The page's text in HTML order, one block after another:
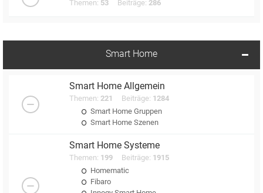
Themen: 53 Beiträge: 286
Smart Home
Smart Home Allgemein
Themen: 221 Beiträge: 1284
Smart Home Gruppen
Smart Home Szenen
Smart Home Systeme
Themen: 199 Beiträge: 1915
Homematic
Fibaro